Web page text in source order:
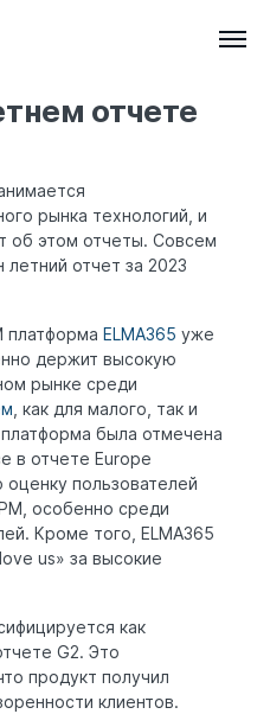
отчете
рынка технологий, и
об этом отчеты. Совсем
отчет за 2023
платформа ELMA365 уже
держит высокую
рынке среди
, как для малого, так и
была отмечена
в отчете Europe
пользователей
особенно среди
Кроме того, ELMA365
us» за высокие
как
G2. Это
продукт получил
клиентов.